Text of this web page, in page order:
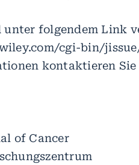
folgendem Link
cgi-bin/jissue/
kontaktieren
of Cancer